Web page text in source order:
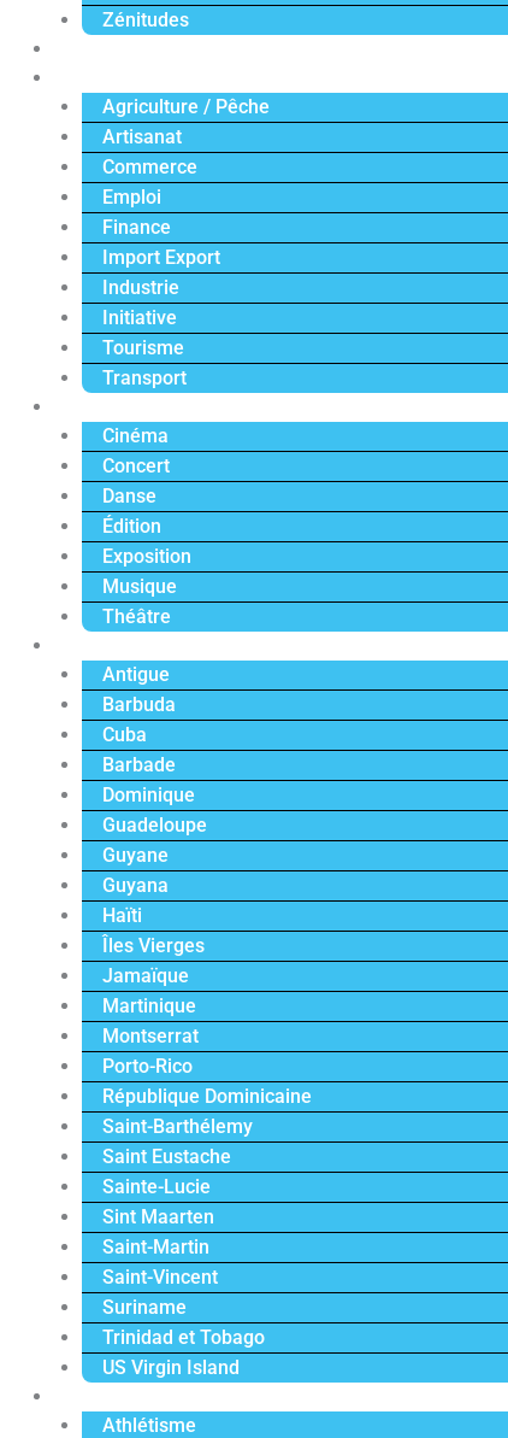
Zénitudes
Agriculture / Pêche
Artisanat
Commerce
Emploi
Finance
Import Export
Industrie
Initiative
Tourisme
Transport
Cinéma
Concert
Danse
Édition
Exposition
Musique
Théâtre
Antigue
Barbuda
Cuba
Barbade
Dominique
Guadeloupe
Guyane
Guyana
Haïti
Îles Vierges
Jamaïque
Martinique
Montserrat
Porto-Rico
République Dominicaine
Saint-Barthélemy
Saint Eustache
Sainte-Lucie
Sint Maarten
Saint-Martin
Saint-Vincent
Suriname
Trinidad et Tobago
US Virgin Island
Athlétisme